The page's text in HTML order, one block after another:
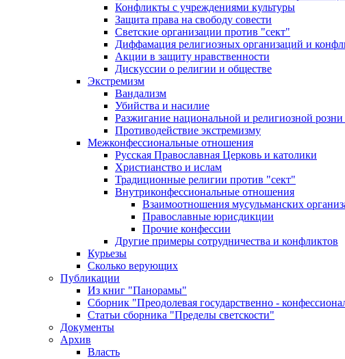
Конфликты с учреждениями культуры
Защита права на свободу совести
Светские организации против "сект"
Диффамация религиозных организаций и
Акции в защиту нравственности
Дискуссии о религии и обществе
Экстремизм
Вандализм
Убийства и насилие
Разжигание национальной и религиозной
Противодействие экстремизму
Межконфессиональные отношения
Русская Православная Церковь и католики
Христианство и ислам
Традиционные религии против "сект"
Внутриконфессиональные отношения
Взаимоотношения мусульманских
Православные юрисдикции
Прочие конфессии
Другие примеры сотрудничества и конфликтов
Курьезы
Сколько верующих
Публикации
Из книг "Панорамы"
Сборник "Преодолевая государственно -
Статьи сборника "Пределы светскости"
Документы
Архив
Власть